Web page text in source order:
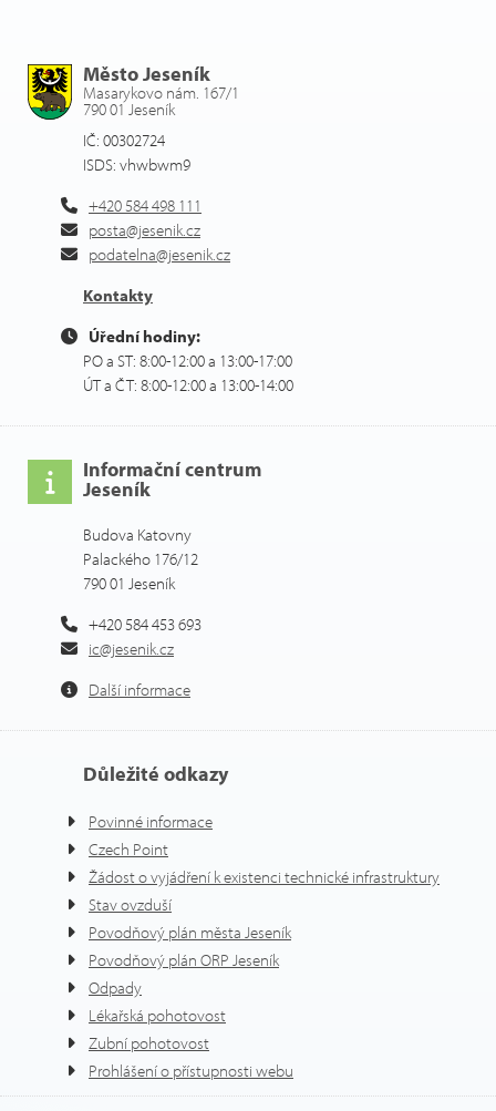
Město Jeseník
Masarykovo nám. 167/1
790 01 Jeseník
IČ: 00302724
ISDS: vhwbwm9
+420 584 498 111
posta@jesenik.cz
podatelna@jesenik.cz
Kontakty
Úřední hodiny:
PO a ST: 8:00-12:00 a 13:00-17:00
ÚT a ČT: 8:00-12:00 a 13:00-14:00
Informační centrum
Jeseník
Budova Katovny
Palackého 176/12
790 01 Jeseník
+420 584 453 693
ic@jesenik.cz
Další informace
Důležité odkazy
Povinné informace
Czech Point
Žádost o vyjádření k existenci technické infrastruktury
Stav ovzduší
Povodňový plán města Jeseník
Povodňový plán ORP Jeseník
Odpady
Lékařská pohotovost
Zubní pohotovost
Prohlášení o přístupnosti webu